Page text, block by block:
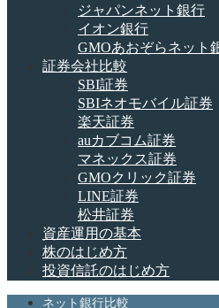
ジャパンネット銀行
イオン銀行
GMOあおぞらネット
証券会社比較
SBI証券
SBIネオモバイル証券
楽天証券
auカブコム証券
マネックス証券
GMOクリック証券
LINE証券
松井証券
資産運用の基本
株のはじめ方
投資信託のはじめ方
ネット銀行比較